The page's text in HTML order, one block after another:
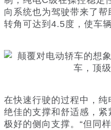
向系统也为驾驶带来了
转角可达到4.5度，使车
在快速行驶的过程中，
绝佳的支撑和舒适感，
极好的侧向支撑。“但同